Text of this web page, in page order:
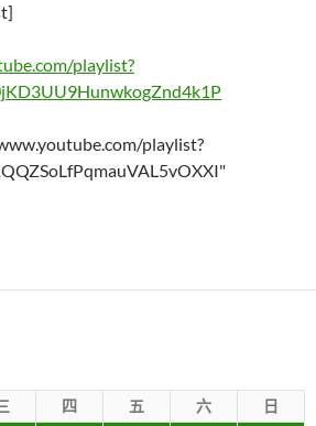
playlist?
playlist?
了三個小孩的慘不忍睹悲劇｜Ep7
四 五 六
日